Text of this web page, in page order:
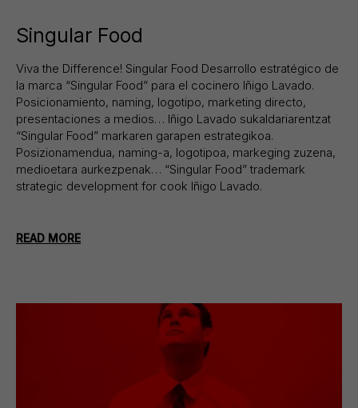
Singular Food
Viva the Difference! Singular Food Desarrollo estratégico de
la marca “Singular Food” para el cocinero Iñigo Lavado.
Posicionamiento, naming, logotipo, marketing directo,
presentaciones a medios… Iñigo Lavado sukaldariarentzat
“Singular Food” markaren garapen estrategikoa.
Posizionamendua, naming-a, logotipoa, markeging zuzena,
medioetara aurkezpenak… “Singular Food” trademark
strategic development for cook Iñigo Lavado.
READ MORE